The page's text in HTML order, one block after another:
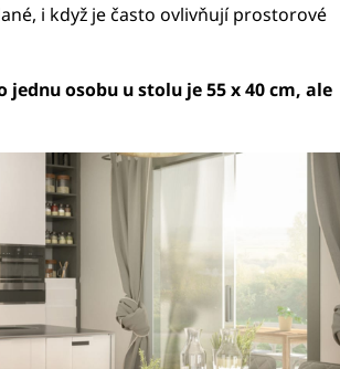
i když je často ovlivňují prostorové
osobu u stolu je 55 x 40 cm, ale